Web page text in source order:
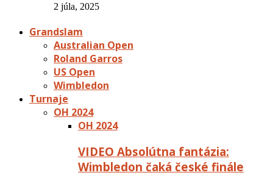
2 júla, 2025
Grandslam
Australian Open
Roland Garros
US Open
Wimbledon
Turnaje
OH 2024
OH 2024
VIDEO Absolútna fantázia:
Wimbledon čaká české finále